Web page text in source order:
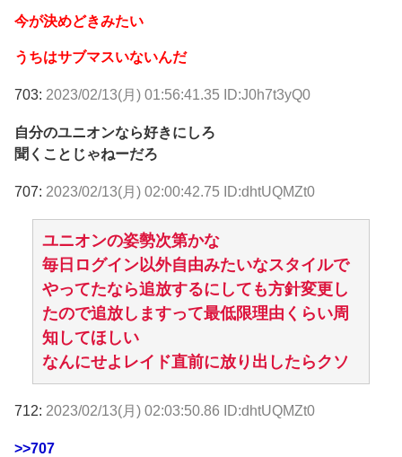
今が決めどきみたい
うちはサブマスいないんだ
703: 2023/02/13(月) 01:56:41.35 ID:J0h7t3yQ0
自分のユニオンなら好きにしろ
聞くことじゃねーだろ
707: 2023/02/13(月) 02:00:42.75 ID:dhtUQMZt0
ユニオンの姿勢次第かな
毎日ログイン以外自由みたいなスタイルで
やってたなら追放するにしても方針変更し
たので追放しますって最低限理由くらい周
知してほしい
なんにせよレイド直前に放り出したらクソ
712: 2023/02/13(月) 02:03:50.86 ID:dhtUQMZt0
>>707